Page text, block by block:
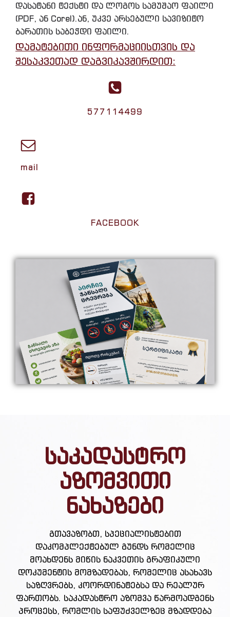
დასატანი ტექსტი და ლოგოს სამუშაო ფაილი
(PDF, ან Corel).ან, უკვე არსებული სავიზიტო
ბარათის საბეჭდი ფაილი.
დამატებითი ინფორმაციისთვის და
შესაკვეთად დაგვიკავშირდით:
577114499
mail
FACEBOOK
საკადასტრო
აზომვითი
ნახაზები
გთავაზობთ, სპეციალისტებით
დაკომპლექტებულ გუნდს რომელიც
მოახდენს მიწის ნაკვეთის გრაფიკული
დოკუმენტის მომზადებას, რომელიც ასახავს
საზღვრებს, კოორდინატებსა და რეალურ
ფართობს. საკადასტრო აზომვა წარმოადგენს
პროცესს, რომლის საფუძველზეც მზადდება